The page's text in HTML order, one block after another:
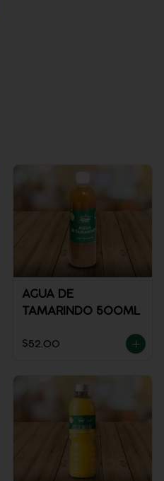
AGUA DE
TAMARINDO 500ML
$52.00